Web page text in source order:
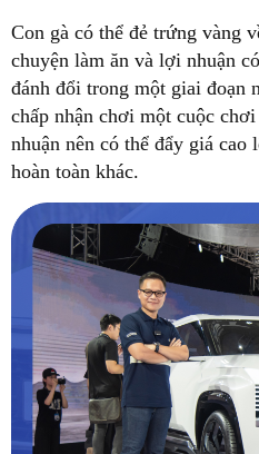
Con gà có thể đẻ trứng vàng
chuyện làm ăn và lợi nhuận
đánh đổi trong một giai đoạn
chấp nhận chơi một cuộc
nhuận nên có thể đẩy giá
hoàn toàn khác.